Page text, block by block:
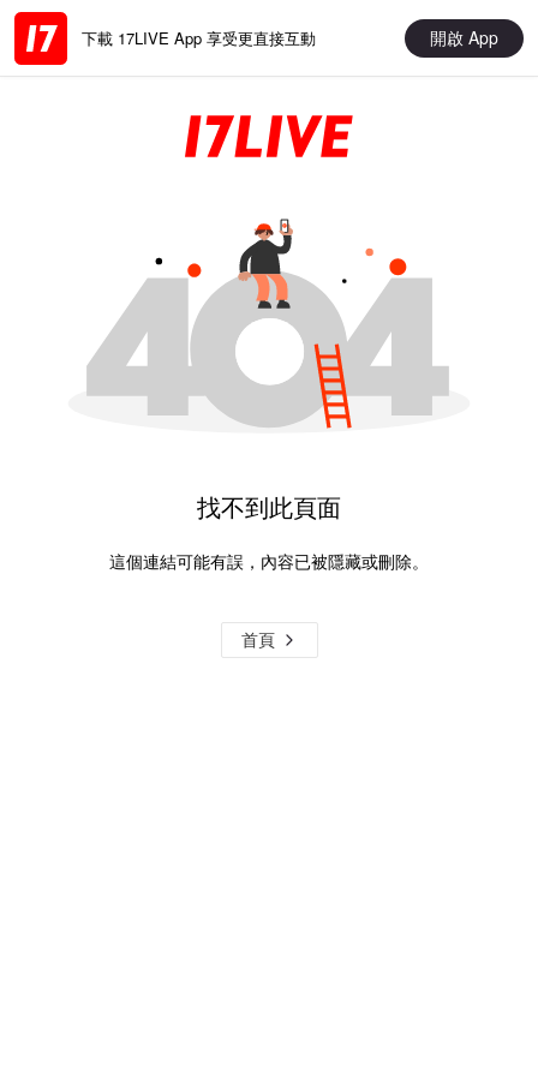
下載 17LIVE App 享受更直接互動 開啟 App
找不到此頁面
這個連結可能有誤，內容已被隱藏或刪除。
首頁